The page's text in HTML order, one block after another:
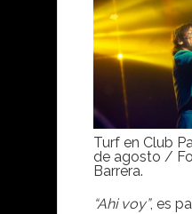
Turf en Club
de agosto /
Barrera.
“Ahi voy”, es